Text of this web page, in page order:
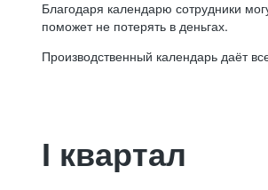
Благодаря календарю сотрудники
поможет не потерять в деньгах.
Производственный календарь даёт
I квартал